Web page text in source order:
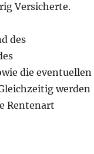
Versicherte.
des
die eventuellen
werden
Rentenart